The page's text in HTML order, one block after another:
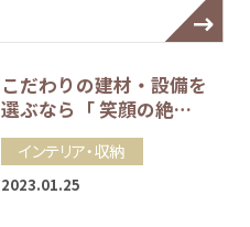
こだわりの建材・設備を
選ぶなら「 笑顔の絶…
インテリア・収納
2023.01.25